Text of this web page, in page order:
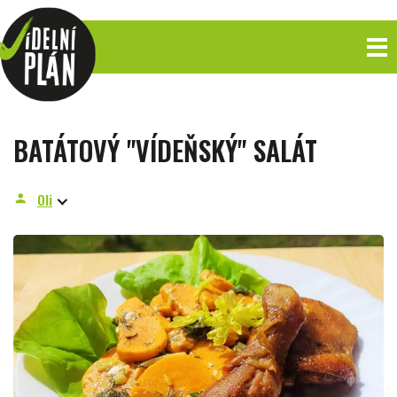
BATÁTOVÝ "VÍDEŇSKÝ" SALÁT
person Oli